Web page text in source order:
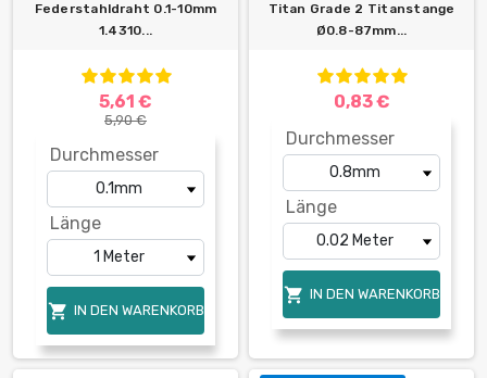
Federstahldraht 0.1-10mm
1.4310...
5,61 €
5,90 €
Durchmesser
Länge
 IN DEN WARENKORB
Titan Grade 2 Titanstange
Ø0.8-87mm...
0,83 €
Durchmesser
Länge
 IN DEN WARENKORB